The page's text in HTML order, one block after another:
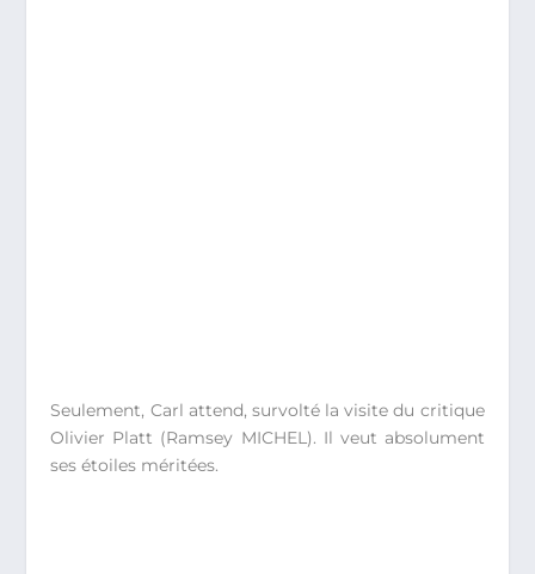
Seulement, Carl attend, survolté la visite du critique
Olivier Platt (Ramsey MICHEL). Il veut absolument
ses étoiles méritées.